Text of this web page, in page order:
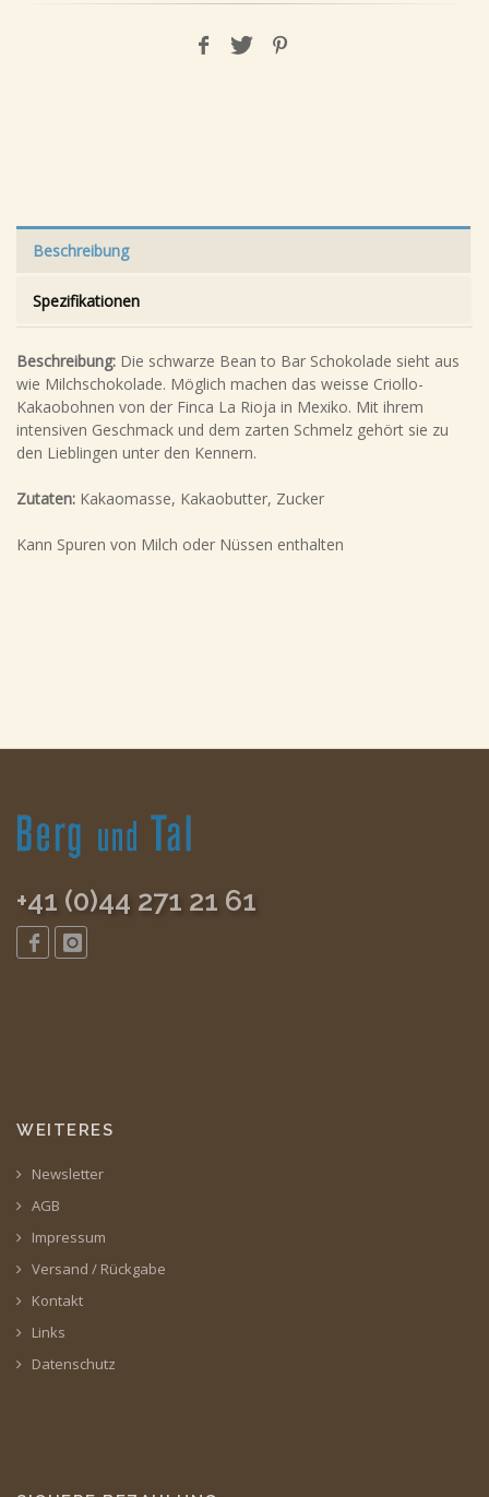
Beschreibung
Spezifikationen
Beschreibung: Die schwarze Bean to Bar Schokolade sieht aus
wie Milchschokolade. Möglich machen das weisse Criollo-
Kakaobohnen von der Finca La Rioja in Mexiko. Mit ihrem
intensiven Geschmack und dem zarten Schmelz gehört sie zu
den Lieblingen unter den Kennern.
Zutaten: Kakaomasse, Kakaobutter, Zucker
Kann Spuren von Milch oder Nüssen enthalten
+41 (0)44 271 21 61
WEITERES
Newsletter
AGB
Impressum
Versand / Rückgabe
Kontakt
Links
Datenschutz